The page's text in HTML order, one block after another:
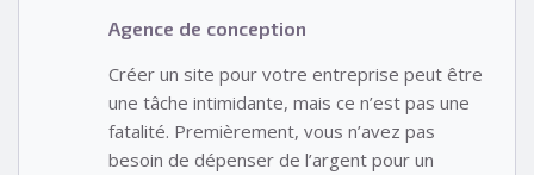
Agence de conception
Créer un site pour votre entreprise peut être
une tâche intimidante, mais ce n’est pas une
fatalité. Premièrement, vous n’avez pas
besoin de dépenser de l’argent pour un